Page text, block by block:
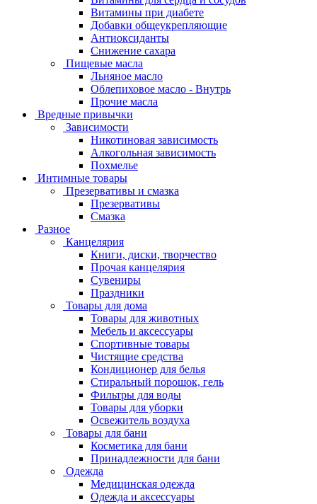
Витамины при диабете
Добавки общеукрепляющие
Антиоксиданты
Снижение сахара
Пищевые масла
Льняное масло
Облепиховое масло - Внутрь
Прочие масла
Вредные привычки
Зависимости
Никотиновая зависимость
Алкогольная зависимость
Похмелье
Интимные товары
Презервативы и смазка
Презервативы
Смазка
Разное
Канцелярия
Книги, диски, творчество
Прочая канцелярия
Сувениры
Праздники
Товары для дома
Товары для животных
Мебель и аксессуары
Спортивные товары
Чистящие средства
Кондиционер для белья
Стиральный порошок, гель
Фильтры для воды
Товары для уборки
Освежитель воздуха
Товары для бани
Косметика для бани
Принадлежности для бани
Одежда
Медицинская одежда
Одежда и аксессуары